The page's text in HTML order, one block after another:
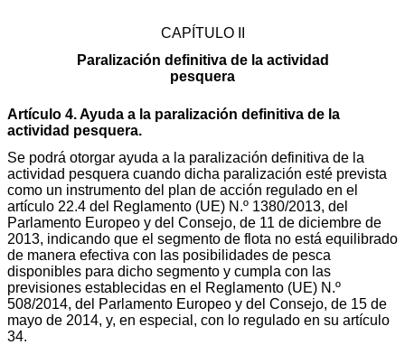
CAPÍTULO II
Paralización definitiva de la actividad
pesquera
Artículo 4. Ayuda a la paralización definitiva de la
actividad pesquera.
Se podrá otorgar ayuda a la paralización definitiva de la
actividad pesquera cuando dicha paralización esté prevista
como un instrumento del plan de acción regulado en el
artículo 22.4 del Reglamento (UE) N.º 1380/2013, del
Parlamento Europeo y del Consejo, de 11 de diciembre de
2013, indicando que el segmento de flota no está equilibrado
de manera efectiva con las posibilidades de pesca
disponibles para dicho segmento y cumpla con las
previsiones establecidas en el Reglamento (UE) N.º
508/2014, del Parlamento Europeo y del Consejo, de 15 de
mayo de 2014, y, en especial, con lo regulado en su artículo
34.